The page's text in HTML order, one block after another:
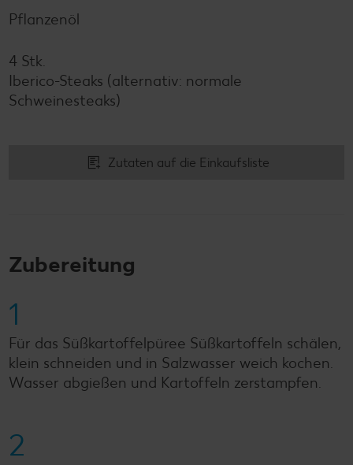
Pflanzenöl
4 Stk.
Iberico-Steaks (alternativ: normale
Schweinesteaks)
Zutaten auf die Einkaufsliste
Zubereitung
1
Für das Süßkartoffelpüree Süßkartoffeln schälen,
klein schneiden und in Salzwasser weich kochen.
Wasser abgießen und Kartoffeln zerstampfen.
2